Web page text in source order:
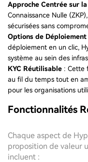
Approche Centrée sur
Connaissance Nulle
sécurisées sans
Options de Déploiement
déploiement en un clic,
système au sein des
KYC Réutilisable : Cette
au fil du temps tout en
pour les organisations
Fonctionnalités
Chaque aspect de
proposition de valeur
incluent :